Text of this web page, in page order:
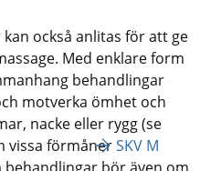
också anlitas för att ge
Med enklare form
behandlingar
motverka ömhet och
nacke eller rygg (se
vissa förmånerSKV M